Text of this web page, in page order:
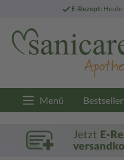
E-Rezept: Heute
Menü Bestseller